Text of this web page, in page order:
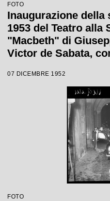
FOTO
Inaugurazione della
1953 del Teatro alla
"Macbeth" di
Victor de Sabata,
07 DICEMBRE 1952
FOTO